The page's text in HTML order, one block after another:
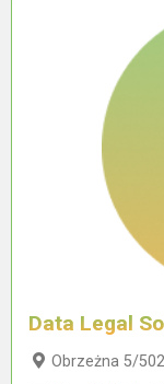
Data Legal
Obrzeżna 5/